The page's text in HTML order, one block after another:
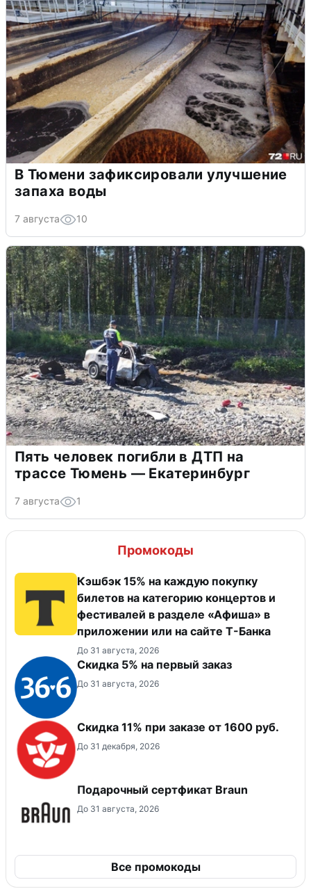
В Тюмени зафиксировали улучшение
запаха воды
7 августа 10
Пять человек погибли в ДТП на
трассе Тюмень — Екатеринбург
7 августа 1
Промокоды
Кэшбэк 15% на каждую покупку
билетов на категорию концертов и
фестивалей в разделе «Афиша» в
приложении или на сайте Т-Банка
До 31 августа, 2026
Скидка 5% на первый заказ
До 31 августа, 2026
Скидка 11% при заказе от 1600 руб.
До 31 декабря, 2026
Подарочный сертфикат Braun
До 31 августа, 2026
Все промокоды